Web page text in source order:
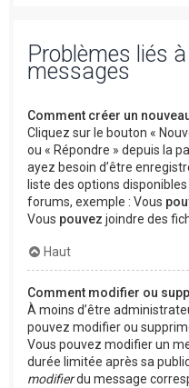
Problèmes liés
messages
Comment créer un
Cliquez sur le bouton «
ou « Répondre » depuis la
ayez besoin d’être
liste des options
forums, exemple : Vous
Vous pouvez joindre des
Haut
Comment modifier ou
À moins d’être
pouvez modifier ou
Vous pouvez modifier un
durée limitée après sa
modifierdu message